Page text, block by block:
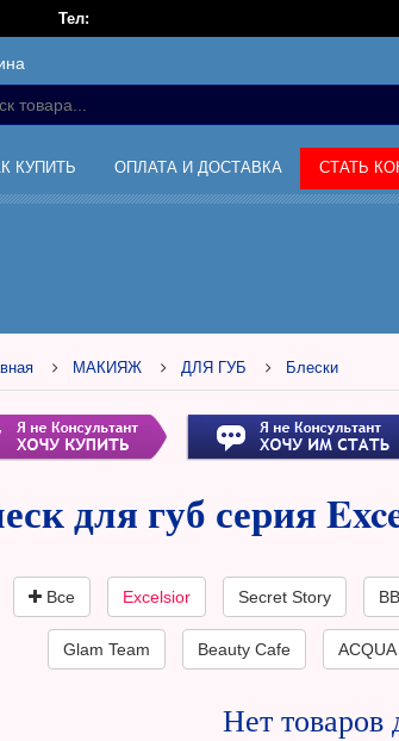
Тел:
КУПИТЬ ОПЛАТА И ДОСТАВКА СТАТЬ
МАКИЯЖ ДЛЯ ГУБ Блески
для губ серия
Все Excelsior Secret Story
Glam Team Beauty Cafe
Нет товаров